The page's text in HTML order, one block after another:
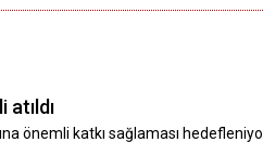
atıldı
önemli katkı sağlaması